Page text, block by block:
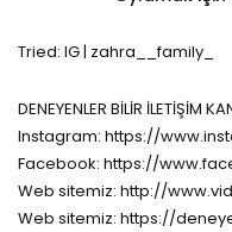
Tried: IG | zahra__family_
DENEYENLER BİLİR İLETİŞİM
Instagram: https://
Facebook: https://
Web sitemiz: http://
Web sitemiz: https://